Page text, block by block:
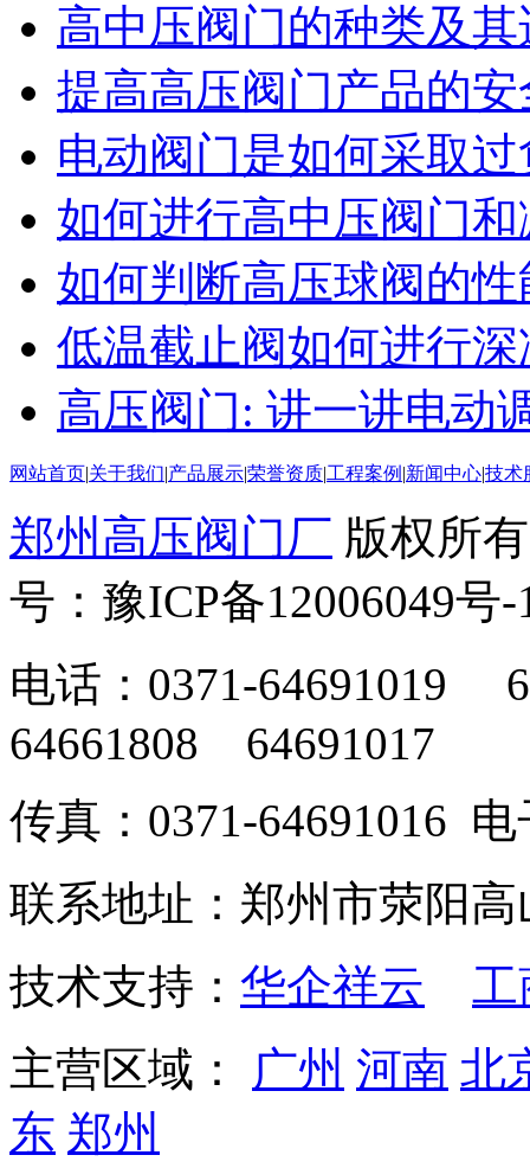
高中压阀门的种类及
提高高压阀门产品的安
电动阀门是如何采取
如何进行高中压阀门
如何判断高压球阀的
低温截止阀如何进行
高压阀门: 讲一讲电动
网站首页|关于我们|产品展示|荣誉资质|工程案例 |新闻中心|技术
郑州高压阀门厂 版权所
号：豫ICP备12006049号-
电话：0371-
64661808 64691017
传真：0371-64691016
联系地址：郑州市荥阳高
技术支持： 华企祥云
工
主营区域： 广州 河南 北
东 郑州